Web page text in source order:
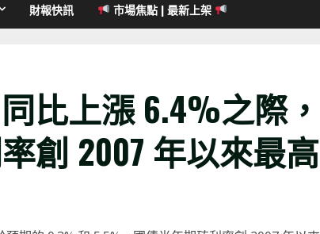
財報快訊 市場焦點 | 最新上架
比上漲 6.4%之際，
創 2007 年以來最高